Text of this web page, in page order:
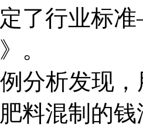
了行业标
。
分析发现，
料混制的